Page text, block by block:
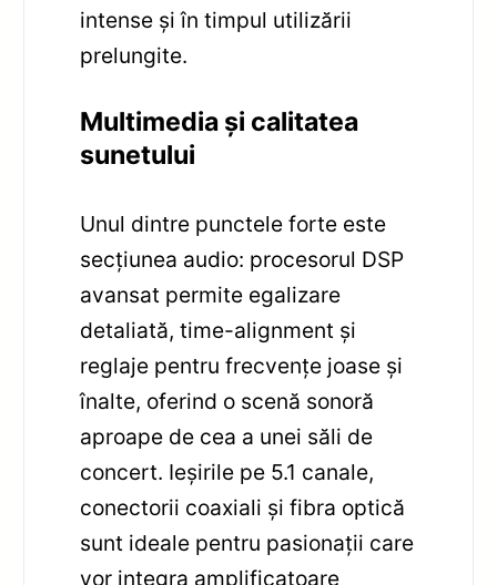
intense și în timpul utilizării
prelungite.
Multimedia și calitatea
sunetului
Unul dintre punctele forte este
secțiunea audio: procesorul DSP
avansat permite egalizare
detaliată, time-alignment și
reglaje pentru frecvențe joase și
înalte, oferind o scenă sonoră
aproape de cea a unei săli de
concert. Ieșirile pe 5.1 canale,
conectorii coaxiali și fibra optică
sunt ideale pentru pasionații care
vor integra amplificatoare